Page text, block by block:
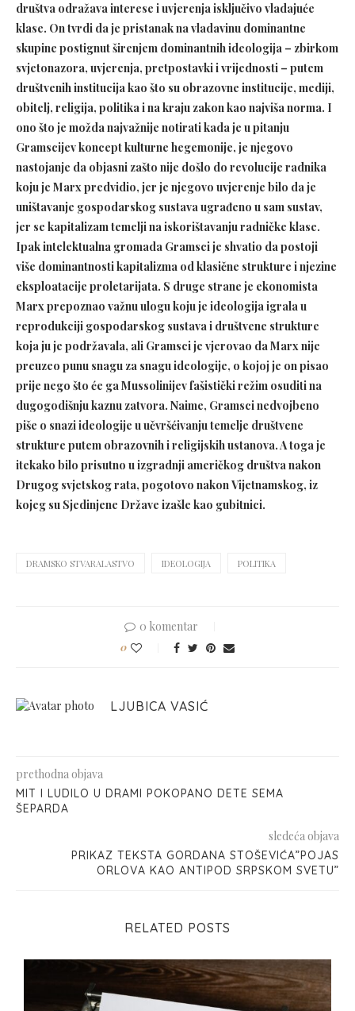
društva odražava interese i uvjerenja isključivo vladajuće
klase. On tvrdi da je pristanak na vladavinu dominantne
skupine postignut širenjem dominantnih ideologija – zbirkom
svjetonazora, uvjerenja, pretpostavki i vrijednosti – putem
društvenih institucija kao što su obrazovne institucije, mediji,
obitelj, religija, politika i na kraju zakon kao najviša norma. I
ono što je možda najvažnije notirati kada je u pitanju
Gramscijev koncept kulturne hegemonije, je njegovo
nastojanje da objasni zašto nije došlo do revolucije radnika
koju je Marx predvidio, jer je njegovo uvjerenje bilo da je
uništavanje gospodarskog sustava ugrađeno u sam sustav,
jer se kapitalizam temelji na iskorištavanju radničke klase.
Ipak intelektualna gromada Gramsci je shvatio da postoji
više dominantnosti kapitalizma od klasične strukture i njezine
eksploatacije proletarijata. S druge strane je ekonomista
Marx prepoznao važnu ulogu koju je ideologija igrala u
reprodukciji gospodarskog sustava i društvene strukture
koja ju je podržavala, ali Gramsci je vjerovao da Marx nije
preuzeo punu snagu za snagu ideologije, o kojoj je on pisao
prije nego što će ga Mussolinijev fašistički režim osuditi na
dugogodišnju kaznu zatvora. Naime, Gramsci nedvojbeno
piše o snazi ideologije u učvršćivanju temelje društvene
strukture putem obrazovnih i religijskih ustanova. A toga je
itekako bilo prisutno u izgradnji američkog društva nakon
Drugog svjetskog rata, pogotovo nakonVijetnamskog, iz
kojeg su Sjedinjene Države izašle kao gubitnici.
DRAMSKO STVARALASTVO IDEOLOGIJA POLITIKA
0 komentar
0
LJUBICA VASIĆ
prethodna objava
MIT I LUDILO U DRAMI POKOPANO DETE SEMA
ŠEPARDA
sledeća objava
PRIKAZ TEKSTA GORDANA STOŠEVIĆA”POJAS
ORLOVA KAO ANTIPOD SRPSKOM SVETU”
RELATED POSTS